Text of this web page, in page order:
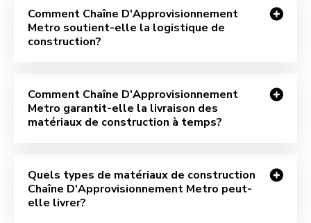
Comment Chaîne D'Approvisionnement
Metro soutient-elle la logistique de
construction?
Comment Chaîne D'Approvisionnement
Metro garantit-elle la livraison des
matériaux de construction à temps?
Quels types de matériaux de construction
Chaîne D'Approvisionnement Metro peut-
elle livrer?